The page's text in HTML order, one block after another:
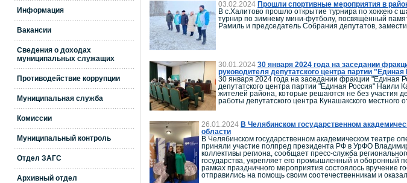
Информация
Вакансии
Сведения о доходах
муниципальных служащих
Противодействие коррупции
Муниципальная служба
Комиссии
Муниципальный контроль
Отдел ЗАГС
Архивный отдел
03.02.2024 Прошли спортивные мероприятия в
В с.Халитово прошло открытие турнира по хоккею с
турнир по зимнему мини-футболу, посвящённый
Рамиль и председатель Собрания депутатов,
30.01.2024 30 января 2024 года на заседании
руководителя депутатского центра партии "Единая
30 января 2024 года на заседании фракции "Единая
депутатского центра партии "Единая Россия"
жителей района, которые решаются не без участия
работы депутатского центра Кунашакского местного
26.01.2024 В Челябинском государственном
области
В Челябинском государственном академическом театре
приняли участие полпред президента РФ в УрФО
коллективы региона, сообщает пресс-служба
государства, укрепляет его промышленный и оборонный
рамках праздничного мероприятия состоялось
отправились на помощь своим соотечественникам и